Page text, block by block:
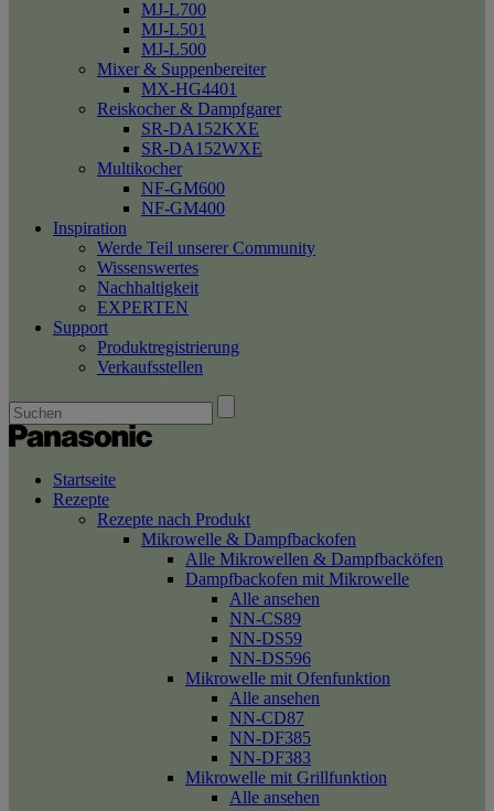
MJ-L700
MJ-L501
MJ-L500
Mixer & Suppenbereiter
MX-HG4401
Reiskocher & Dampfgarer
SR-DA152KXE
SR-DA152WXE
Multikocher
NF-GM600
NF-GM400
Inspiration
Werde Teil unserer Community
Wissenswertes
Nachhaltigkeit
EXPERTEN
Support
Produktregistrierung
Verkaufsstellen
Startseite
Rezepte
Rezepte nach Produkt
Mikrowelle & Dampfbackofen
Alle Mikrowellen & Dampfbacköfen
Dampfbackofen mit Mikrowelle
Alle ansehen
NN-CS89
NN-DS59
NN-DS596
Mikrowelle mit Ofenfunktion
Alle ansehen
NN-CD87
NN-DF385
NN-DF383
Mikrowelle mit Grillfunktion
Alle ansehen